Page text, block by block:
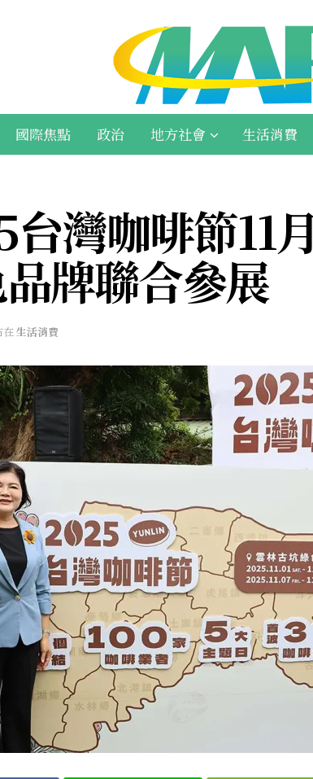
國際焦點 政治 地方社會 生活消費
台灣咖啡節
牌聯合參展
在生活消費